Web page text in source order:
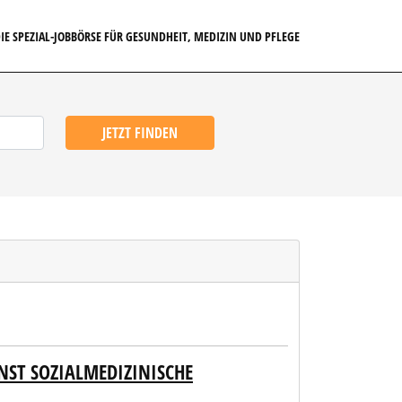
SPEZIAL-JOBBÖRSE FÜR GESUNDHEIT, MEDIZIN UND PFLEGE
JETZT FINDEN
SOZIALMEDIZINISCHE